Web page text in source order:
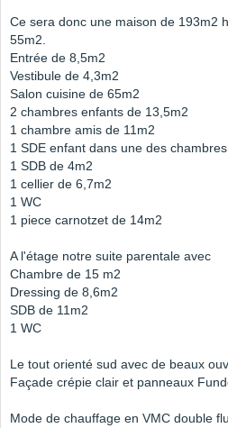
Ce sera donc une maison de 193m2
55m2.
Entrée de 8,5m2
Vestibule de 4,3m2
Salon cuisine de 65m2
2 chambres enfants de 13,5m2
1 chambre amis de 11m2
1 SDE enfant dans une des
1 SDB de 4m2
1 cellier de 6,7m2
1 WC
1 piece carnotzet de 14m2
A l'étage notre suite parentale avec
Chambre de 15 m2
Dressing de 8,6m2
SDB de 11m2
1 WC
Le tout orienté sud avec de beaux
Façade crépie clair et panneaux
Mode de chauffage en VMC double